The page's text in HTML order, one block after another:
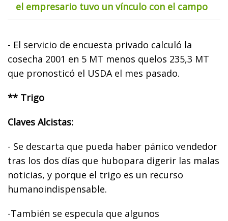
el empresario tuvo un vínculo con el campo
- El servicio de encuesta privado calculó la
cosecha 2001 en 5 MT menos quelos 235,3 MT
que pronosticó el USDA el mes pasado.
** Trigo
Claves Alcistas:
- Se descarta que pueda haber pánico vendedor
tras los dos días que hubopara digerir las malas
noticias, y porque el trigo es un recurso
humanoindispensable.
-También se especula que algunos